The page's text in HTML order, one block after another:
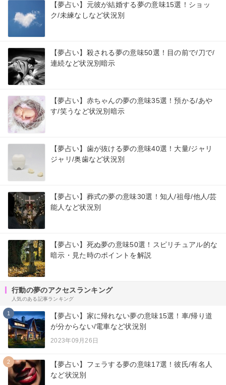
【夢占い】元彼が結婚する夢の意味15選！ショッ
ク/未練なしなど状況別
【夢占い】殺される夢の意味50選！目の前で/刀で/
連続など状況別暗示
【夢占い】赤ちゃんの夢の意味35選！預かる/あや
す/笑うなど状況別暗示
【夢占い】歯が抜ける夢の意味40選！大量/ジャリ
ジャリ/奥歯など状況別
【夢占い】葬式の夢の意味30選！知人/祖母/他人/芸
能人など状況別
【夢占い】死ぬ夢の意味50選！スピリチュアル的な
暗示・見た時のポイントを解説
行動の夢のアクセスランキング
人気のある記事ランキング
1
【夢占い】家に帰れない夢の意味15選！車/帰り道
が分からない/電車など状況別
2023年09月26日
2
【夢占い】フェラする夢の意味17選！彼氏/有名人
など状況別